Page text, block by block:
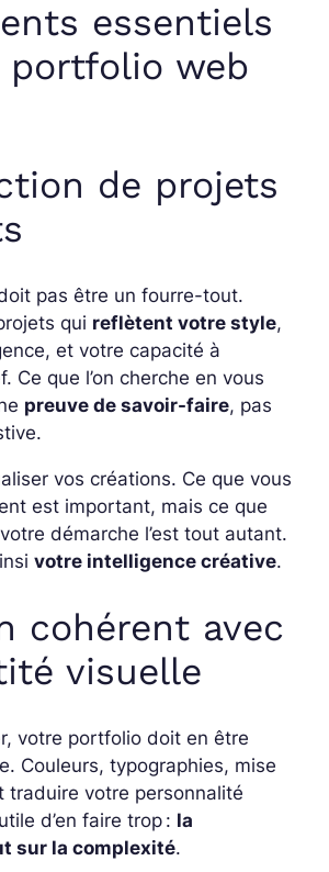
essentiels
portfolio web
de projets
pas être un fourre-tout.
qui reflètent votre style,
et votre capacité à
Ce que l’on cherche en vous
preuve de savoir-faire, pas
vos créations. Ce que vous
est important, mais ce que
démarche l’est tout autant.
votre intelligence créative.
cohérent avec
visuelle
votre portfolio doit en être
Couleurs, typographies, mise
votre personnalité
d’en faire trop : la
sur la complexité.